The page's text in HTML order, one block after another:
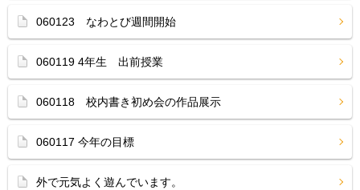
060123 なわとび週間開始
060119 4年生 出前授業
060118 校内書き初め会の作品展示
060117 今年の目標
外で元気よく遊んでいます。